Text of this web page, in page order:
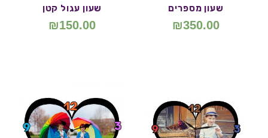
שעון מספרים
₪350.00
שעון עגול קטן
₪150.00